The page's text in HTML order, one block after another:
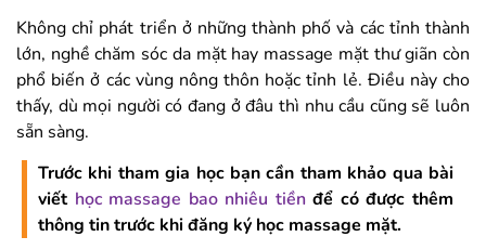
Không chỉ phát triển ở những thành phố và các tỉnh thành
lớn, nghề chăm sóc da mặt hay massage mặt thư giãn còn
phổ biến ở các vùng nông thôn hoặc tỉnh lẻ. Điều này cho
thấy, dù mọi người có đang ở đâu thì nhu cầu cũng sẽ luôn
sẵn sàng.
Trước khi tham gia học bạn cần tham khảo qua bài
viết học massage bao nhiêu tiềnđể có được thêm
thông tin trước khi đăng ký học massage mặt.